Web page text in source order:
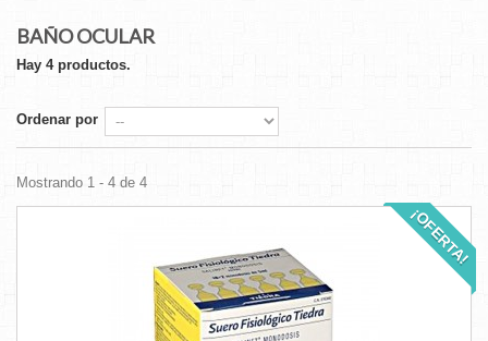
BAÑO OCULAR
Hay 4 productos.
Ordenar por
Mostrando 1 - 4 de 4
¡OFERTA!